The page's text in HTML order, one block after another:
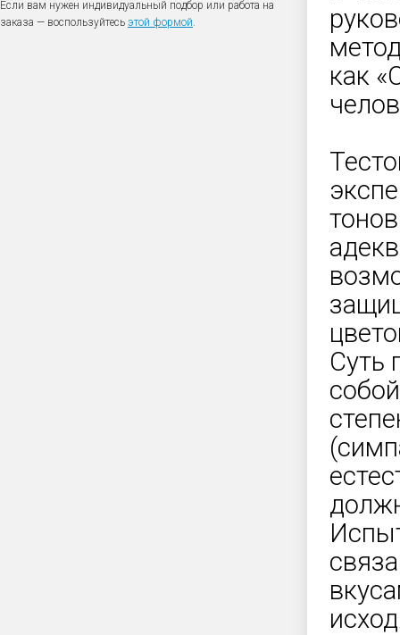
Если вам нужен индивидуальный подбор или работа на
заказа — воспользуйтесь этой формой.
как
Суть